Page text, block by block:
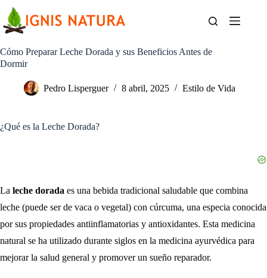
contenido
Cómo Preparar Leche Dorada y sus Beneficios Antes de
Dormir
Pedro Lisperguer 8 abril, 2025 Estilo de Vida
¿Qué es la Leche Dorada?
La leche dorada es una bebida tradicional saludable que combina
leche (puede ser de vaca o vegetal) con cúrcuma, una especia conocida
por sus propiedades antiinflamatorias y antioxidantes. Esta medicina
natural se ha utilizado durante siglos en la medicina ayurvédica para
mejorar la salud general y promover un sueño reparador.